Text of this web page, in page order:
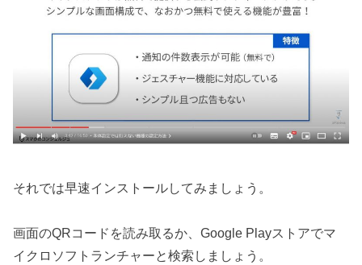
それでは早速インストールしてみましょう。
画面のQRコードを読み取るか、Google Playストアでマ
イクロソフトランチャーと検索しましょう。